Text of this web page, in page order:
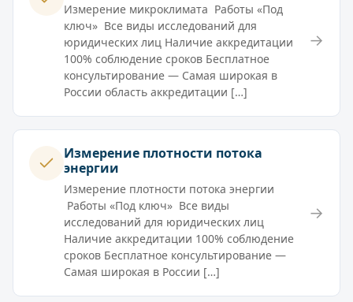
Измерение микроклимата Работы «Под
ключ» Все виды исследований для
юридических лиц Наличие аккредитации
100% соблюдение сроков Бесплатное
консультирование — Самая широкая в
России область аккредитации […]
→
Измерение плотности потока
энергии
Измерение плотности потока энергии
Работы «Под ключ» Все виды
исследований для юридических лиц
Наличие аккредитации 100% соблюдение
сроков Бесплатное консультирование —
Самая широкая в России […]
→